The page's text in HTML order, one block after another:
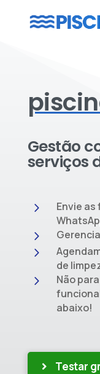
Gestão
serviços
5
Envie
5
5
de
5
Não
abaixo!
Testar